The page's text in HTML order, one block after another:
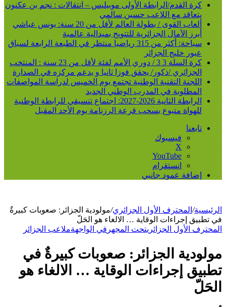
كرة القدم/الرابطة الأولى موبيليس – انتقالات : نجم بن عكنون
يتعاقد مع اللاعب حسين سالمي
ألعاب القوى / بطولة العالم لأقل من 20 سنة: يونس عياشي
أبرز الآمال الجزائرية للتتويج بميدالية عالمية
سباحة: أكثر من 315 رياضيا منتظر في الطبعة الرابعة لسباق
عبور خليج الجزائر
كرة السلة 3 3 / دوري الأمم لفئة لأقل من 23 سنة : المنتخب
الجزائري /ذكور/ يحقق فوزا ثانيا و يدعم مركزه في الصدارة
اللجنة التقنية الوطنية تجتمع يوم الخميس لدراسة المواصفات
المطلوبة في المدرب الوطني الجديد
الرابطة الثانية 2026-2027: اجتماع تنسيقي للرابطة الوطنية
للهواة متبوع بسحب قرعة الرزنامة يوم الأحد المقبل
تابعنا
فيسبوك
‫X
‫YouTube
انستقرام
إضافة عمود جانبي
الرئيسية/ المحترف الأول الجزائري/مولودية الجزائر: صعوبات كبيرةٌ
في تطبيق إجراءات الوقاية … الالغاء هو الحَلّ
المحترف الأول الجزائريتحت المجهر في الواجهةملاعب الجزائر
مولودية الجزائر: صعوبات كبيرةٌ في
تطبيق إجراءات الوقاية … الالغاء هو
الحَلّ